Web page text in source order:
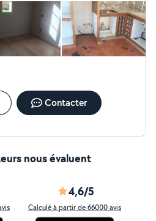
ai confié la rénovation complète
placard, étagère, peinture SDB,
, personne sérieuse,
Le tout avec un excellent
merci pour votre
appel à vous sans hésiter !
Contacter
nous évaluent
4,6/5
Calculé à partir de 66000 avis